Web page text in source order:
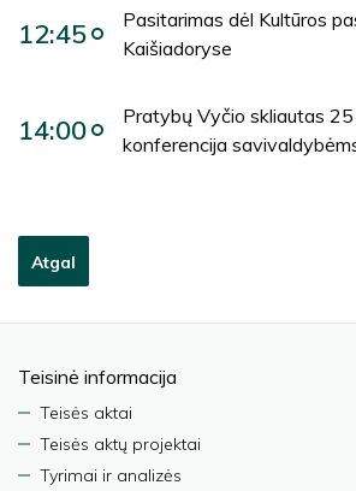
12:45
Pasitarimas dėl Kultūros
Kaišiadoryse
14:00
Pratybų Vyčio skliautas
konferencija
Atgal
Teisinė informacija
Teisės aktai
Teisės aktų projektai
Tyrimai ir analizės